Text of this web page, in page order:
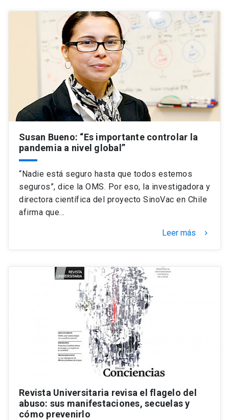
Susan Bueno: “Es importante controlar la
pandemia a nivel global”
“Nadie está seguro hasta que todos estemos
seguros”, dice la OMS. Por eso, la investigadora y
directora científica del proyecto SinoVac en Chile
afirma que…
Leer más keyboard_arrow_right
Revista Universitaria revisa el flagelo del
abuso: sus manifestaciones, secuelas y
cómo prevenirlo